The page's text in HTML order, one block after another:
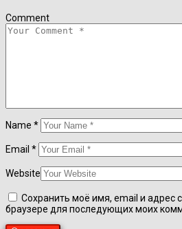
Comment
Name *
Email *
Website
Сохранить моё имя, email и адрес
браузере для последующих моих